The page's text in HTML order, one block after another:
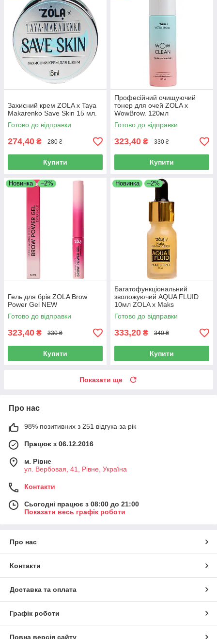
Захисний крем ZOLA x Taya
Makarenko Save Skin 15 мл.
Готово до відправки
274,40 ₴ 280 ₴
Купити
Професійний очищуючий
тонер для очей ZOLA x
WowBrow. 120мл
Готово до відправки
323,40 ₴ 330 ₴
Купити
Новинка –2%
Гель для брів ZOLA Brow
Power Gel NEW
Готово до відправки
323,40 ₴ 330 ₴
Купити
Новинка –2%
Багатофункціональний
зволожуючий AQUA FLUID
10мл ZOLA x Maks
Bilokonskyi
Готово до відправки
333,20 ₴ 340 ₴
Купити
Показати ще
Про нас
98% позитивних з 251 відгука за рік
Працює з 06.12.2016
м. Рівне
ул. Вербовая, 41, Рівне, Україна
Контакти
Сьогодні працює з 08:00 до 21:00
Показати весь графік роботи
Про нас
Контакти
Доставка та оплата
Графік роботи
Повна версія сайту